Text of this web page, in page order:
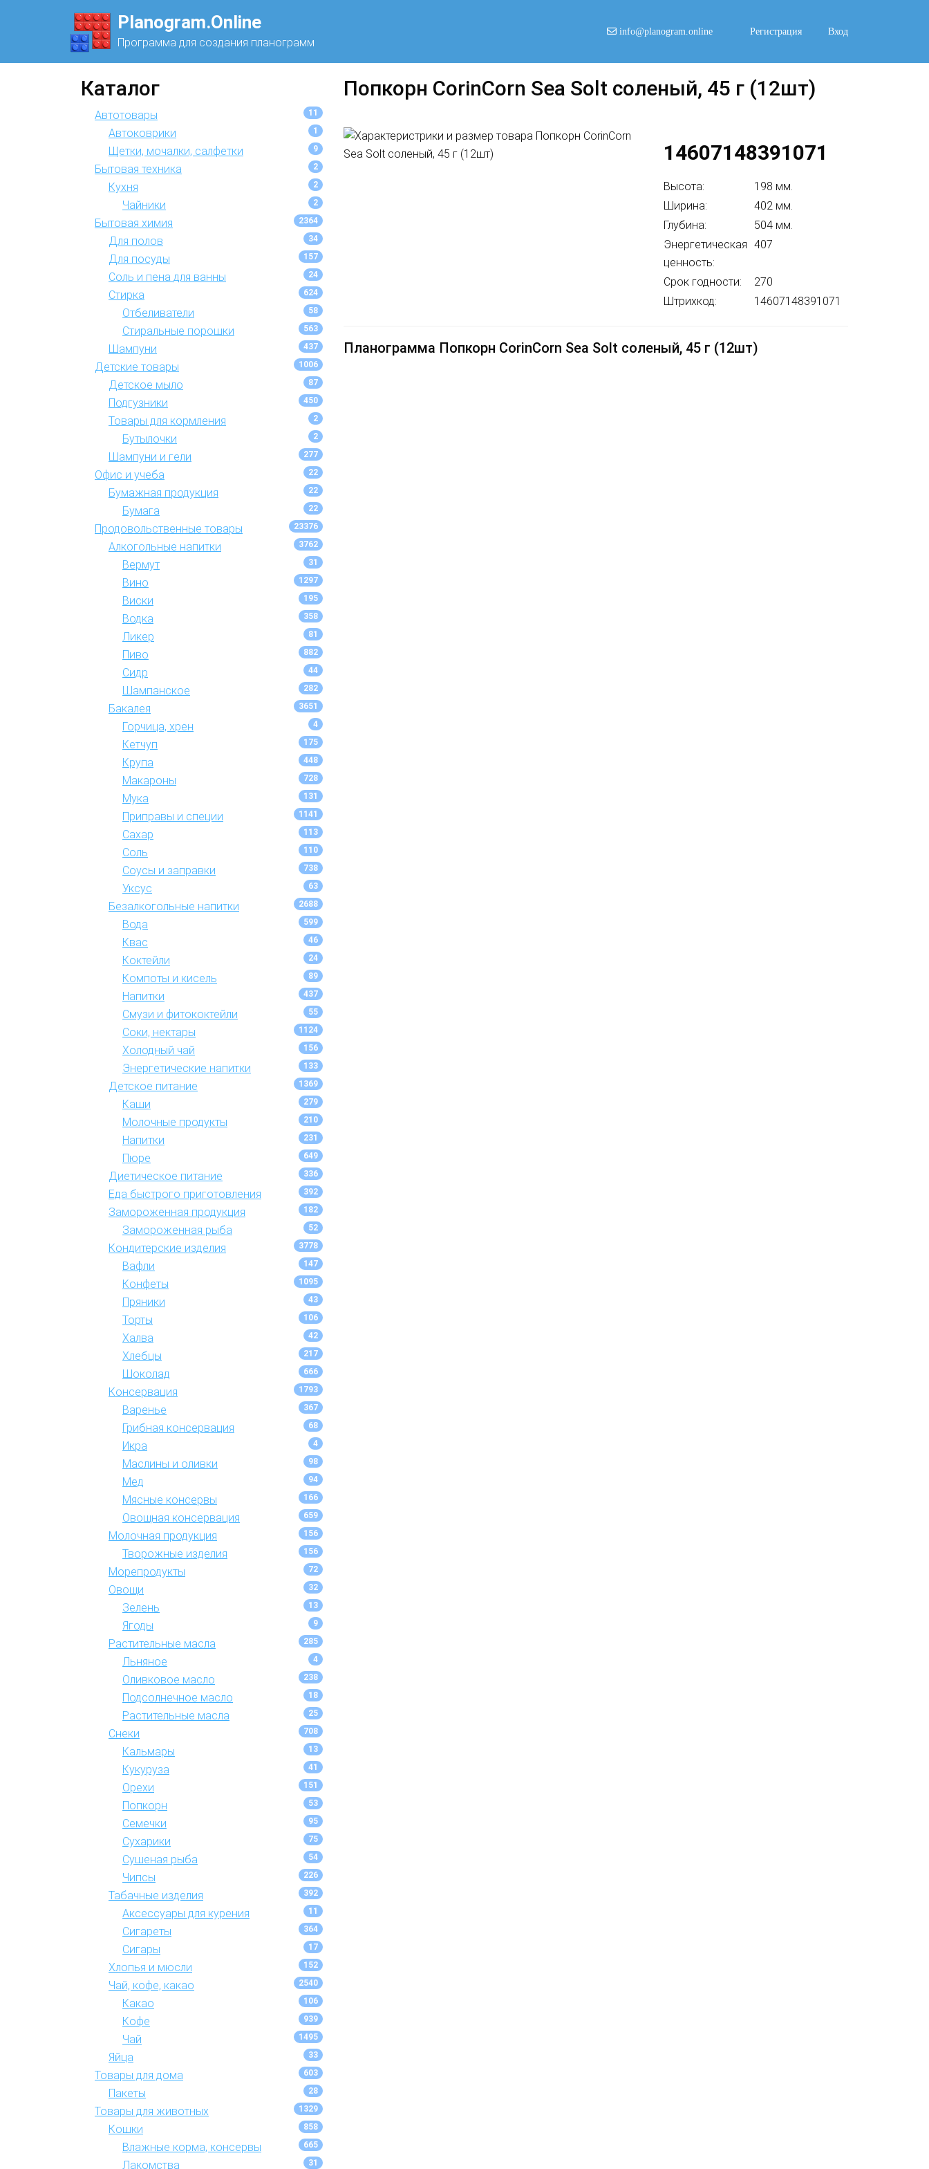
Planogram.Online
Программа для создания планограмм
info@planogram.online Регистрация Вход
Каталог
Автотовары 11
Автоковрики 1
Щетки, мочалки, салфетки 9
Бытовая техника 2
Кухня 2
Чайники 2
Бытовая химия 2364
Для полов 34
Для посуды 157
Соль и пена для ванны 24
Стирка 624
Отбеливатели 58
Стиральные порошки 563
Шампуни 437
Детские товары 1006
Детское мыло 87
Подгузники 450
Товары для кормления 2
Бутылочки 2
Шампуни и гели 277
Офис и учеба 22
Бумажная продукция 22
Бумага 22
Продовольственные товары 23376
Алкогольные напитки 3762
Вермут 31
Вино 1297
Виски 195
Водка 358
Ликер 81
Пиво 882
Сидр 44
Шампанское 282
Бакалея 3651
Горчица, хрен 4
Кетчуп 175
Крупа 448
Макароны 728
Мука 131
Приправы и специи 1141
Сахар 113
Соль 110
Соусы и заправки 738
Уксус 63
Безалкогольные напитки 2688
Вода 599
Квас 46
Коктейли 24
Компоты и кисель 89
Напитки 437
Смузи и фитококтейли 55
Соки, нектары 1124
Холодный чай 156
Энергетические напитки 133
Детское питание 1369
Каши 279
Молочные продукты 210
Напитки 231
Пюре 649
Диетическое питание 336
Еда быстрого приготовления 392
Замороженная продукция 182
Замороженная рыба 52
Кондитерские изделия 3778
Вафли 147
Конфеты 1095
Пряники 43
Торты 106
Халва 42
Хлебцы 217
Шоколад 666
Консервация 1793
Варенье 367
Грибная консервация 68
Икра 4
Маслины и оливки 98
Мед 94
Мясные консервы 166
Овощная консервация 659
Молочная продукция 156
Творожные изделия 156
Морепродукты 72
Овощи 32
Зелень 13
Ягоды 9
Растительные масла 285
Льняное 4
Оливковое масло 238
Подсолнечное масло 18
Растительные масла 25
Снеки 708
Кальмары 13
Кукуруза 41
Орехи 151
Попкорн 53
Семечки 95
Сухарики 75
Сушеная рыба 54
Чипсы 226
Табачные изделия 392
Аксессуары для курения 11
Сигареты 364
Сигары 17
Хлопья и мюсли 152
Чай, кофе, какао 2540
Какао 106
Кофе 939
Чай 1495
Яйца 33
Товары для дома 603
Пакеты 28
Товары для животных 1329
Кошки 858
Влажные корма, консервы 665
Лакомства 31
Попкорн CorinCorn Sea Solt соленый, 45 г (12шт)
14607148391071
Высота:
198 мм.
Ширина:
402 мм.
Глубина:
504 мм.
Энергетическая
ценность:
407
Срок годности:
270
Штрихкод:
14607148391071
Планограмма Попкорн CorinCorn Sea Solt соленый, 45 г (12шт)